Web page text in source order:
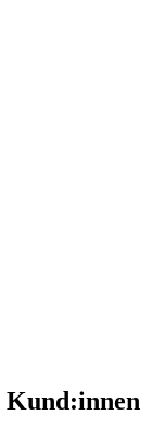
Kund:innen